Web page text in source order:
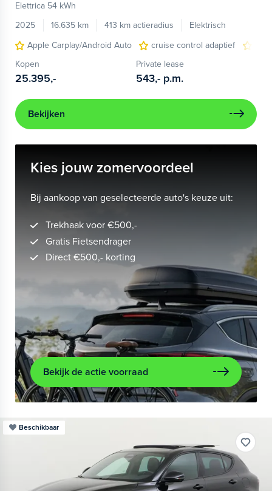
Elettrica 54 kWh
2025
16.635 km 413 km actieradius
Elektrisch
Apple Carplay/Android Auto
cruise control adaptief
Kopen
25.395,-
Private lease
543,- p.m.
Bekijken
Kies jouw zomervoordeel
Bij aankoop van geselecteerde auto's keuze uit:
Trekhaak voor €500,-
Gratis Fietsendrager
Direct €500,- korting
Bekijk de actie voorraad
Beschikbaar